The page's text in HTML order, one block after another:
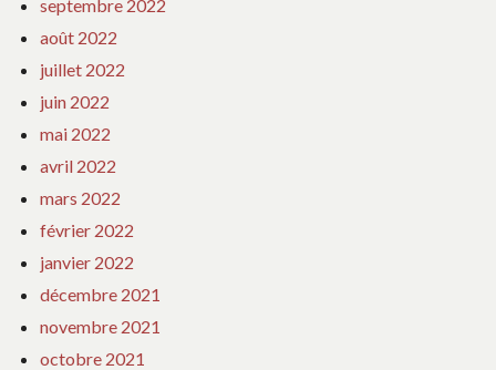
septembre 2022
août 2022
juillet 2022
juin 2022
mai 2022
avril 2022
mars 2022
février 2022
janvier 2022
décembre 2021
novembre 2021
octobre 2021